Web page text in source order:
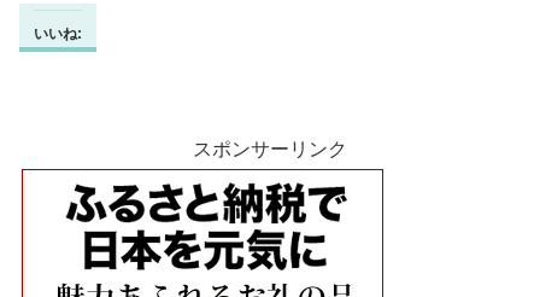
いいね:
スポンサーリンク